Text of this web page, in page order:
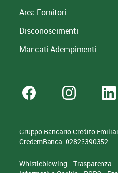
Area Fornitori
Disconoscimenti
Mancati Adempimenti
Gruppo Bancario Credito
CredemBanca: 02823390352
Whistleblowing Trasparenza